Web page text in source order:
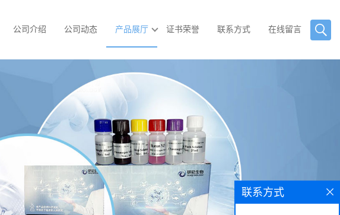
公司介绍 公司动态 产品展厅 证书荣誉 联系方式 在线留言
联系方式